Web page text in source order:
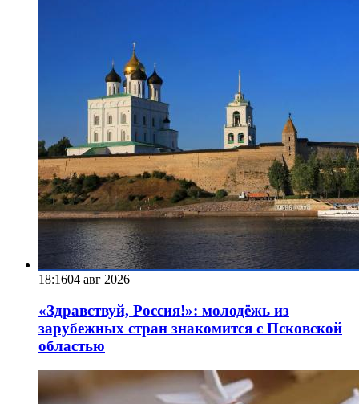
18:1604 авг 2026
«Здравствуй, Россия!»: молодёжь из
зарубежных стран знакомится с Псковской
областью